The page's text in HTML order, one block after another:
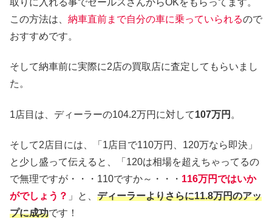
この方法は、 納車直前まで自分の車に乗っていられるので
おすすめです。
そして納車前に実際に2店の買取店に査定してもらいまし
た。
1店目は、ディーラーの104.2万円に対して107万円 。
そして2店目には、「1店目で110万円、120万なら即決」
と少し盛って伝えると、「120は相場を超えちゃってるの
で無理ですが・・・110ですか～・・・ 116万円ではいか
がでしょう？ 」と、 ディーラーよりさらに11.8万円のアッ
プに成功です！